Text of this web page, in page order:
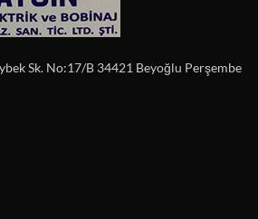
Sk. No:17/B 34421 Beyoğlu Perşembe